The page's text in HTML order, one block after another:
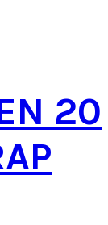
20